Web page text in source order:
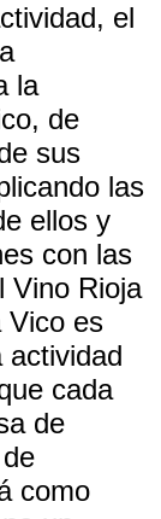
el
la
de
sus
las
ellos y
con las
Vino Rioja
Vico es
actividad
cada
de
como